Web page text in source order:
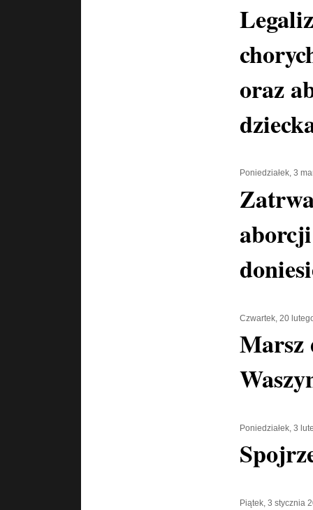
oraz
Poniedziałek, 3
Czwartek, 20
Marsz
Poniedziałek, 3
Piątek, 3 stycznia